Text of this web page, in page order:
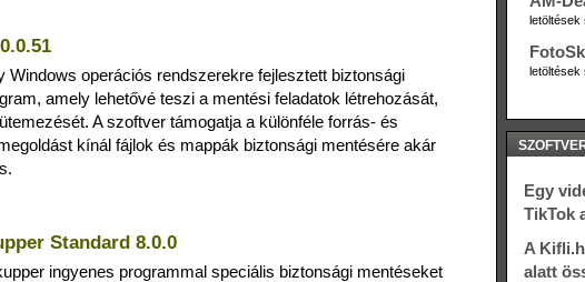
Windows operációs rendszerekre fejlesztett biztonsági
amely lehetővé teszi a mentési feladatok létrehozását,
A szoftver támogatja a különféle forrás- és
kínál fájlok és mappák biztonsági mentésére akár
Standard 8.0.0
ingyenes programmal speciális biztonsági mentéseket
letöltések
letöltések
Egy
TikTok
A
alatt